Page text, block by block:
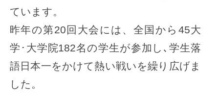
ています。
昨年の第20回大会には、全国から45大
学･大学院182名の学生が参加し､学生落
語日本一をかけて熱い戦いを繰り広げま
した。